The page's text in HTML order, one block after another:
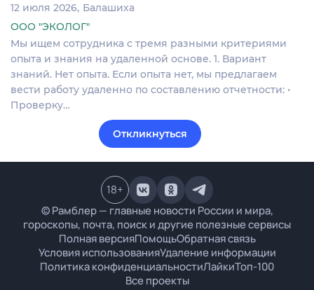
12 июля 2026 Балашиха
ООО "ЭКОЛОГ"
Мы ищем сотрудника с тремя разными критериями
опыта и знания на удаленной основе. 1. Вариант
знаний. Нет опыта. Если опыта нет, мы предлагаем
вести работу удаленно по составлению отчетности: •
Проверку…
Откликнуться
© Рамблер — главные новости России и мира,
гороскопы, почта, поиск и другие полезные сервисы
Полная версияПомощьОбратная связь
Условия использованияУдаление информации
Политика конфиденциальностиЛайкиТоп-100
Все проекты
18+